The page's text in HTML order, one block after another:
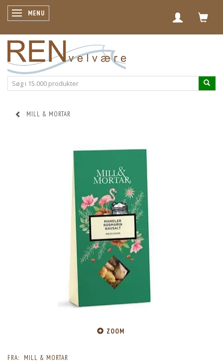
SKIFTE NAVIGATION
MENU
MILL & MORTAR
ZOOM
FRA: MILL & MORTAR